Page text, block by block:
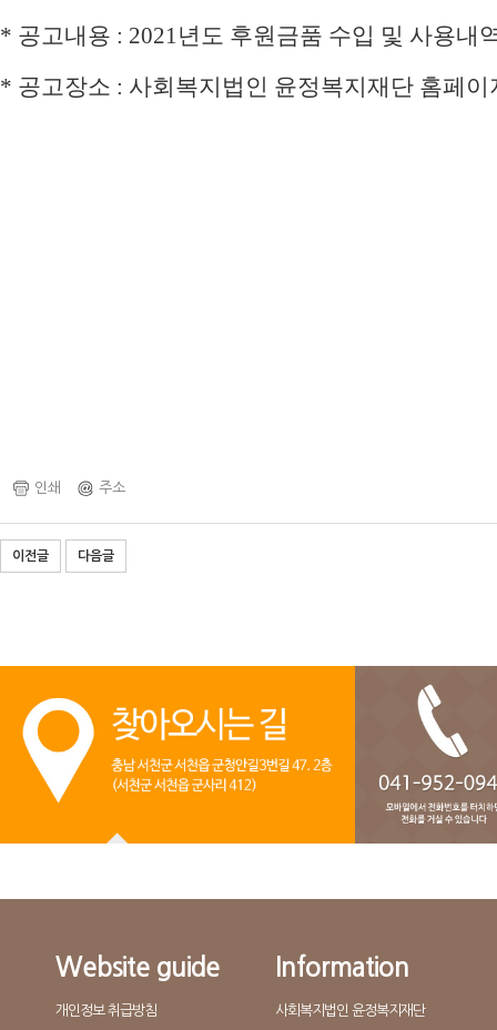
* 공고내용 : 2021년도 후원금품 수입 및 사용내
* 공고장소 : 사회복지법인 윤정복지재단 홈페이
인쇄 주소
이전글 다음글
Website guide
개인정보 취급방침
Information
사회복지법인 윤정복지재단